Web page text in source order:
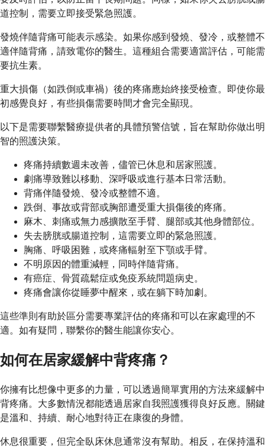
道控制，需要立即接受緊急照護。
發燒伴隨背痛可能表示感染。如果你感到發燒、發冷，或整體不
適伴隨背痛，請致電你的醫生。這種組合需要適當評估，可能需
要抗生素。
重大損傷（如跌倒或車禍）後的疼痛應始終接受檢查。即使你最
初感覺良好，有些損傷需要時間才會完全顯現。
以下是需要聯繫醫療提供者的具體預警信號，旨在幫助你做出明
智的照護決策。
疼痛持續數週未改善，儘管已休息和居家照護。
劇痛導致難以移動、深呼吸或進行基本日常活動。
背痛伴隨發燒、發冷或整體不適。
跌倒、事故或背部或胸部遭受重大損傷後的疼痛。
麻木、刺痛或無力感擴散至手臂、腿部或其他身體部位。
失去膀胱或腸道控制，這需要立即的緊急照護。
胸痛、呼吸困難，或疼痛輻射至下顎或手臂。
不明原因的體重減輕，同時伴隨背痛。
有癌症、骨質疏鬆症或免疫系統問題病史。
疼痛會讓你從睡夢中醒來，或在躺下時加劇。
這些準則有助於區分需要專業評估的疼痛和可以在家處理的不
適。如有疑問，聯繫你的醫生能讓你安心。
如何在居家緩解中背疼痛？
你擁有比想像中更多的力量，可以透過簡單實用的方法來緩解中
背疼痛。大多數情況都能透過居家自我照護獲得良好反應。關鍵
是溫和、持續、耐心地對待正在康復的身體。
休息很重要，但完全臥床休息通常沒有幫助。相反，在保持溫和